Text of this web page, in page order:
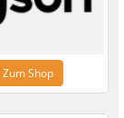
Zum Shop